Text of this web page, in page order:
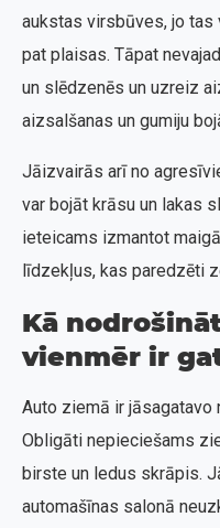
aukstas virsbūves, jo tas
pat plaisas. Tāpat
un slēdzenēs un uzreiz
aizsalšanas un gumiju
Jāizvairās arī no
var bojāt krāsu un lakas
ieteicams izmantot
līdzekļus, kas paredzēti
Kā
vienmēr ir
Auto ziemā ir jāsagatavo
Obligāti nepieciešams
birste un ledus skrāpis.
automašīnas salonā